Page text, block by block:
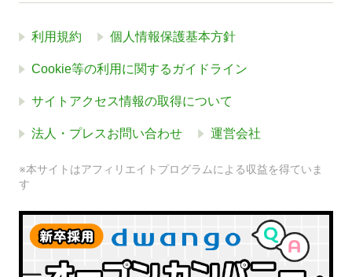
利用規約 個人情報保護基本方針
Cookie等の利用に関するガイドライン
サイトアクセス情報の取得について
法人・プレスお問い合わせ 運営会社
※本サイトはアフィリエイトプログラムによる収益を得ていま
す